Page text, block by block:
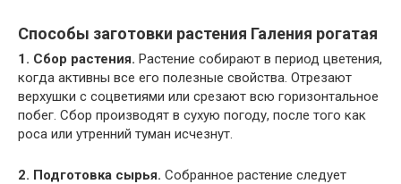
Способы заготовки растения Галения рогатая
1. Сбор растения. Растение собирают в период цветения,
когда активны все его полезные свойства. Отрезают
верхушки с соцветиями или срезают всю горизонтальное
побег. Сбор производят в сухую погоду, после того как
роса или утренний туман исчезнут.
2. Подготовка сырья. Собранное растение следует